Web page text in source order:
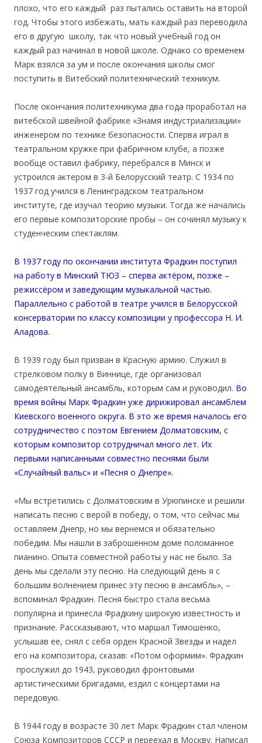
плохо, что его каждый раз пытались оставить на второй
год. Чтобы этого избежать, мать каждый раз переводила
его в другую школу, так что новый учебный год он
каждый раз начинал в новой школе. Однако со временем
Марк взялся за ум и после окончания школы смог
поступить в Витебский политехнический техникум.
После окончания политехникума два года проработал на
витебской швейной фабрике «Знамя индустриализации»
инженером по технике безопасности. Сперва играл в
театральном кружке при фабричном клубе, а позже
вообще оставил фабрику, перебрался в Минск и
устроился актером в 3-й Белорусский театр. С 1934 по
1937 год учился в Ленинградском театральном
институте, где изучал теорию музыки. Тогда же начались
его первые композиторские пробы – он сочинял музыку к
студенческим спектаклям.
В 1937 году по окончании института Фрадкин поступил
на работу в Минский ТЮЗ – сперва актёром, позже –
режиссёром и заведующим музыкальной частью.
Параллельно с работой в театре учился в Белорусской
консерватории по классу композиции у профессора Н. И.
Аладова.
В 1939 году был призван в Красную армию. Служил в
стрелковом полку в Виннице, где организовал
самодеятельный ансамбль, которым сам и руководил. Во
время войны Марк Фрадкин уже дирижировал ансамблем
Киевского военного округа. В это же время началось его
сотрудничество с поэтом Евгением Долматовским, с
которым композитор сотрудничал много лет. Их
первыми написанными совместно песнями были
«Случайный вальс» и «Песня о Днепре».
«Мы встретились с Долматовским в Урюпинске и решили
написать песню с верой в победу, о том, что сейчас мы
оставляем Днепр, но мы вернемся и обязательно
победим. Мы нашли в заброшенном доме поломанное
пианино. Опыта совместной работы у нас не было. За
день мы сделали эту песню. На следующий день я с
большим волнением принес эту песню в ансамбль», –
вспоминал Фрадкин. Песня быстро стала весьма
популярна и принесла Фрадкину широкую известность и
признание. Рассказывают, что маршал Тимошенко,
услышав ее, снял с себя орден Красной Звезды и надел
его на композитора, сказав: «Потом оформим». Фрадкин
прослужил до 1943, руководил фронтовыми
артистическими бригадами, ездил с концертами на
передовую.
В 1944 году в возрасте 30 лет Марк Фрадкин стал членом
Союза Композиторов СССР и переехал в Москву. Написал